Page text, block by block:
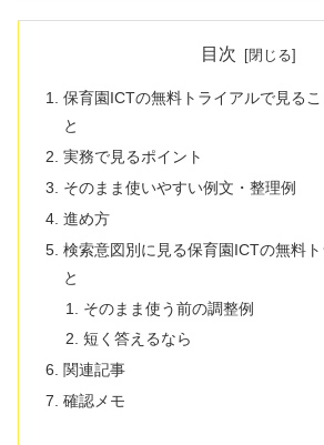
目次
保育園ICTの無料トライアルで見る
と
実務で見るポイント
そのまま使いやすい例文・整理例
進め方
検索意図別に見る保育園ICTの無料
と
そのまま使う前の調整例
短く答えるなら
関連記事
確認メモ